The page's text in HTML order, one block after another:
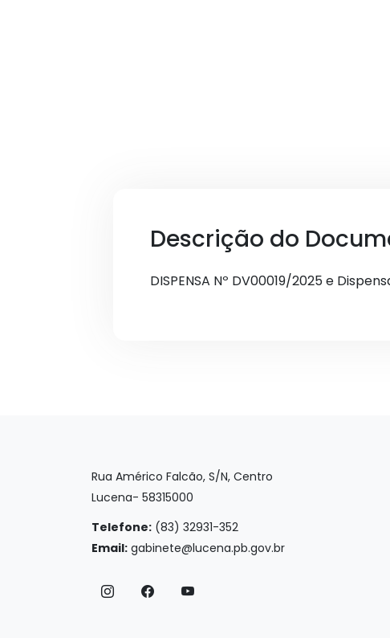
Descrição do
DISPENSA Nº DV00019/2025 e
Rua Américo Falcão, S/N, Centro
Lucena- 58315000
Telefone: (83) 32931-352
Email: gabinete@lucena.pb.gov.br